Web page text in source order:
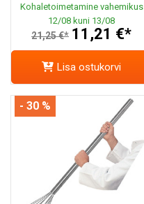
Kohaletoimetamine vahemikus
12/08 kuni 13/08
21,25 €* 11,21 €*
Lisa ostukorvi
- 30 %